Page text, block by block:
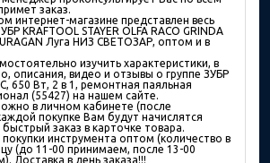
заказ.
интернет-магазине представлен весь
KRAFTOOL STAYER OLFA RACO GRINDA
Луга НИЗ СВЕТОЗАР, оптом и в
изучить характеристики, в
описания, видео и отзывы о группе ЗУБР
650 Вт, 2 в 1, ремонтная паяльная
(55427) на нашем сайте.
в личном кабинете (после
покупке Вам будут начислятся
заказ в карточке товара.
инструмента оптом (количество в
(до 11-00 принимаем, после 13-00
Доставка в день заказа!!!